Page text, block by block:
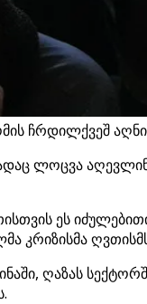
ჩრდილქვეშ
ლოცვა
ეს
ღაზას